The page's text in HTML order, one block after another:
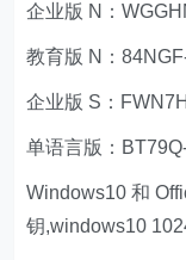
企业版 N：
教育版 N：
企业版 S：
单语言版：
Windows10 和
钥,windows10